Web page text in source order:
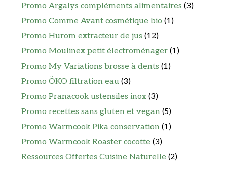
Promo Argalys compléments alimentaires (3)
Promo Comme Avant cosmétique bio (1)
Promo Hurom extracteur de jus (12)
Promo Moulinex petit électroménager (1)
Promo My Variations brosse à dents (1)
Promo ÖKO filtration eau (3)
Promo Pranacook ustensiles inox (3)
Promo recettes sans gluten et vegan (5)
Promo Warmcook Pika conservation (1)
Promo Warmcook Roaster cocotte (3)
Ressources Offertes Cuisine Naturelle (2)